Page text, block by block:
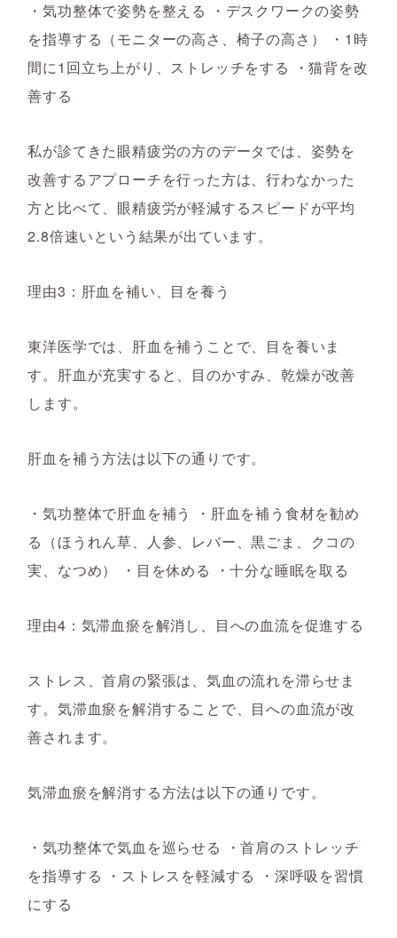
・気功整体で姿勢を整える ・デスクワークの姿勢
を指導する（モニターの高さ、椅子の高さ） ・1時
間に1回立ち上がり、ストレッチをする ・猫背を改
善する
私が診てきた眼精疲労の方のデータでは、姿勢を
改善するアプローチを行った方は、行わなかった
方と比べて、眼精疲労が軽減するスピードが平均
2.8倍速いという結果が出ています。
理由3：肝血を補い、目を養う
東洋医学では、肝血を補うことで、目を養いま
す。肝血が充実すると、目のかすみ、乾燥が改善
します。
肝血を補う方法は以下の通りです。
・気功整体で肝血を補う ・肝血を補う食材を勧め
る（ほうれん草、人参、レバー、黒ごま、クコの
実、なつめ） ・目を休める ・十分な睡眠を取る
理由4：気滞血瘀を解消し、目への血流を促進する
ストレス、首肩の緊張は、気血の流れを滞らせま
す。気滞血瘀を解消することで、目への血流が改
善されます。
気滞血瘀を解消する方法は以下の通りです。
・気功整体で気血を巡らせる ・首肩のストレッチ
を指導する ・ストレスを軽減する ・深呼吸を習慣
にする